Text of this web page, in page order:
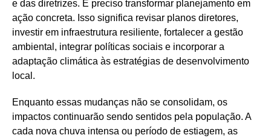
e das diretrizes. É preciso transformar planejamento em
ação concreta. Isso significa revisar planos diretores,
investir em infraestrutura resiliente, fortalecer a gestão
ambiental, integrar políticas sociais e incorporar a
adaptação climática às estratégias de desenvolvimento
local.
Enquanto essas mudanças não se consolidam, os
impactos continuarão sendo sentidos pela população. A
cada nova chuva intensa ou período de estiagem, as